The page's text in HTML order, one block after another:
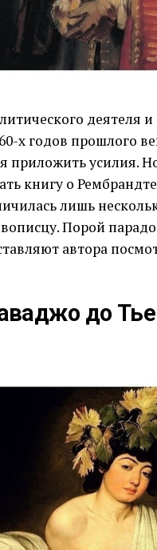
деятеля и
х годов прошлого
усилия.
книгу о
лишь
Порой
автора
до